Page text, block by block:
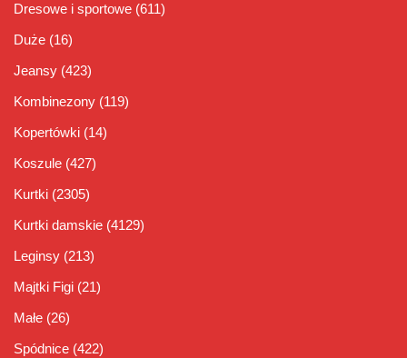
Dresowe i sportowe (611)
Duże (16)
Jeansy (423)
Kombinezony (119)
Kopertówki (14)
Koszule (427)
Kurtki (2305)
Kurtki damskie (4129)
Leginsy (213)
Majtki Figi (21)
Małe (26)
Spódnice (422)